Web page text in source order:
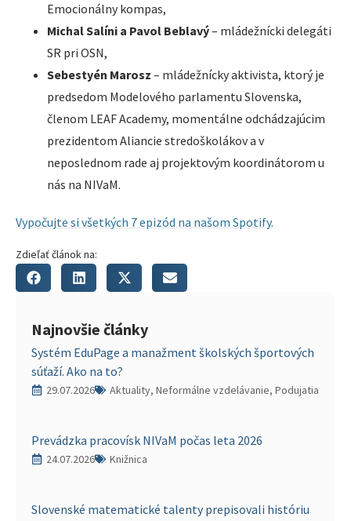
Emocionálny kompas,
Michal Salíni a Pavol Beblavý– mládežnícki delegáti
SR pri OSN,
Sebestyén Marosz – mládežnícky aktivista, ktorý je
predsedom Modelového parlamentu Slovenska,
členom LEAF Academy, momentálne odchádzajúcim
prezidentom Aliancie stredoškolákov a v
neposlednom rade aj projektovým koordinátorom u
nás na NIVaM.
Vypočujte si všetkých 7 epizód na našom Spotify.
Zdieľať článok na:
Najnovšie články
Systém EduPage a manažment školských športových
súťaží. Ako na to?
29.07.2026 Aktuality, Neformálne vzdelávanie, Podujatia
Prevádzka pracovísk NIVaM počas leta 2026
24.07.2026 Knižnica
Slovenské matematické talenty prepisovali históriu